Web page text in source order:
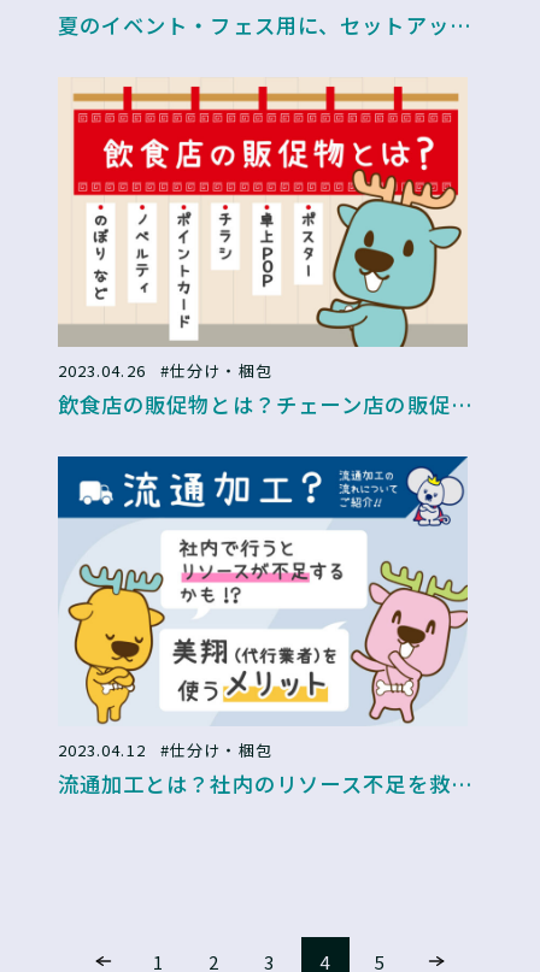
夏のイベント・フェス用に、セットアッ
2023.04.26 #仕分け・梱包
飲食店の販促物とは？チェーン店の販促物
2023.04.12 #仕分け・梱包
流通加工とは？社内のリソース不足を救う
1 2 3 4 5